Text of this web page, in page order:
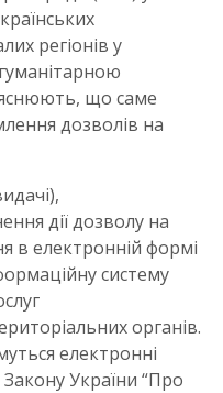
регіонів у
що саме
дозволів на
дії дозволу на
в електронній формі
систему
органів.
електронні
України “Про